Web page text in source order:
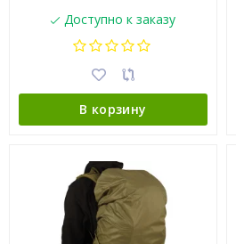
Доступно к заказу
В корзину